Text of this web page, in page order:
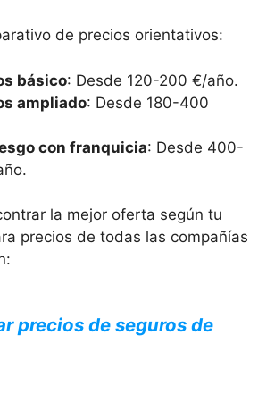
de precios orientativos:
básico: Desde 120-200 €/año.
ampliado: Desde 180-400
con franquicia: Desde 400-
la mejor oferta según tu
precios de todas las compañías
precios de seguros de